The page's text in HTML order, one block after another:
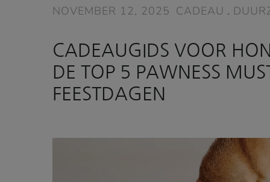
NOVEMBER 12, 2025 CADEAU .
CADEAUGIDS VOOR
DE TOP 5 PAWNESS
FEESTDAGEN